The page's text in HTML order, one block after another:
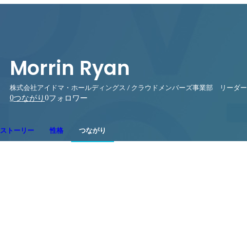
Morrin Ryan
株式会社アイドマ・ホールディングス / クラウドメンバーズ事業部 リーダー
0つながり 0フォロワー
ストーリー 性格 つながり